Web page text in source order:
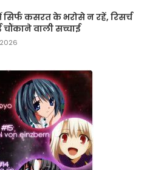
सिर्फ कसरत के भरोसे न रहें, रिसर्च
वाली सच्चाई